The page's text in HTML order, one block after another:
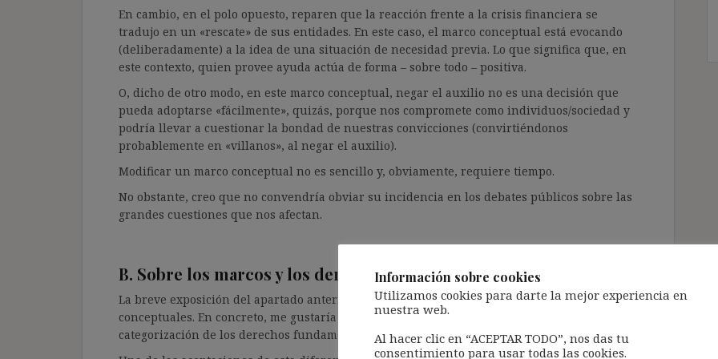
En cambio, en el polo opuesto, reparen que la reacción frente a la crisis financiera se
tradujo en un «rescate» de sus entidades. En este caso, el marco conceptual está evocando
(deliberadamente) a la idea de una situación de necesidad previa. Lo que significa que, en
este contexto, quien provee ayuda actúa de forma – sobre todo – positiva.
O, dicho de otro modo, en este marco conceptual, negar el auxilio no es una decisión que
pueda adoptarse «fácilmente», quizás, porque nos compromete como individuos/sociedad y
podría llevar a cuestionar la bondad de nuestras convicciones (convirtiéndonos
probablemente en «villanos», al negar el auxilio).
Modificar un marco conceptual no es sencillo y, obviamente, requiere tiempo.
No obstante, creo que no convendría obviar su incidencia en los debates públicos sobre las
grandes cuestiones que nos afectan.
B. Sobre los marcos y los derechos (y la intervención del Estado)
La breve exposición del apartado anterior me permite hablarles de otro tipo de marcos
conceptuales. En concreto, me gustaría compartir una breve reflexión a propósito de la
categorización de los derechos fundamentales como «negativos» y «positivos».
Información sobre cookies
Utilizamos cookies para darte la mejor experiencia en
nuestra web.
Al hacer clic en “ACEPTAR TODO”, nos das tu
consentimiento para usar todas las cookies.